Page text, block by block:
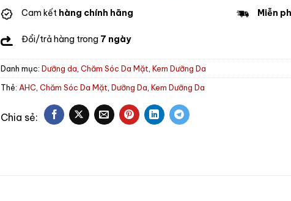
Cam kết hàng chính hãng Miễn
Đổi/trả hàng trong 7 ngày
Danh mục:Dưỡng da,Chăm Sóc Da Mặt,Kem Dưỡng Da
Thẻ:AHC,Chăm Sóc Da Mặt,Dưỡng Da,Kem Dưỡng Da